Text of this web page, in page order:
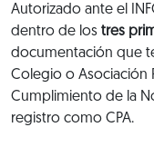
Autorizado ante el
dentro de los tres
documentación que
Colegio o Asociación
Cumplimiento de la
registro como CPA.